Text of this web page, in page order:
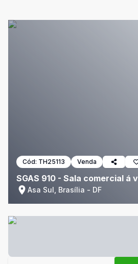
Cód: TH25113 Venda
SGAS 910 - Sala comercial á
Asa Sul, Brasília - DF